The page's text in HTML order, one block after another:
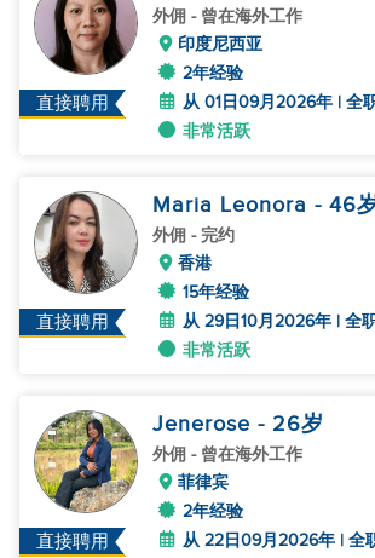
直接聘用
外佣 - 曾在海外工作
印度尼西亚
2年经验
从 01日09月2026年 | 全
非常活跃
直接聘用
Maria Leonora - 46
外佣 - 完约
香港
15年经验
从 29日10月2026年 | 全
非常活跃
直接聘用
Jenerose - 26岁
外佣 - 曾在海外工作
菲律宾
2年经验
从 22日09月2026年 | 全